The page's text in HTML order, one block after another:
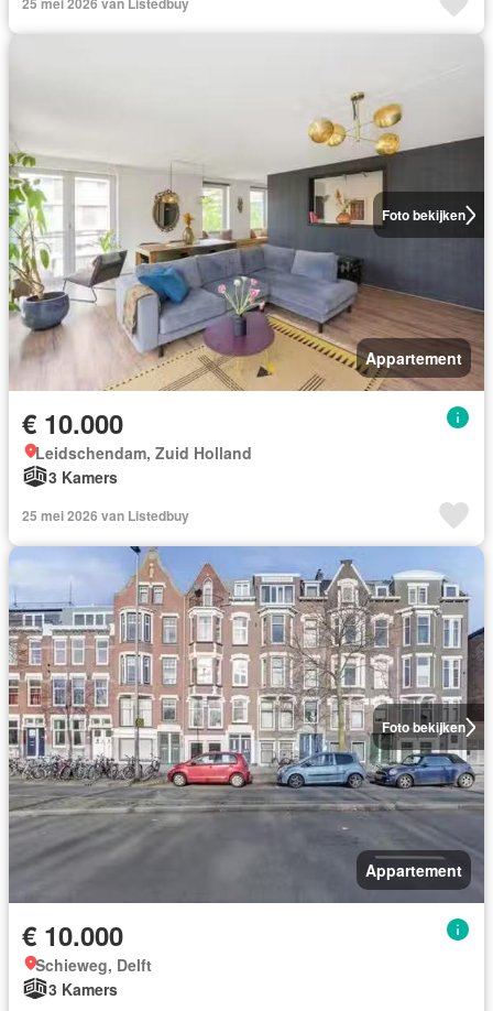
Foto bekijken
Appartement
€ 10.000
Leidschendam, Zuid Holland
3 Kamers
25 mei 2026 van Listedbuy
Foto bekijken
Appartement
€ 10.000
Schieweg, Delft
3 Kamers